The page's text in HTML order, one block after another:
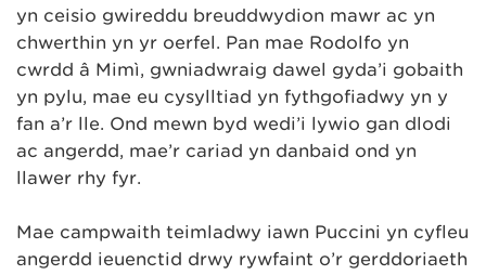
yn ceisio gwireddu breuddwydion mawr ac yn
chwerthin yn yr oerfel. Pan mae Rodolfo yn
cwrdd â Mimì, gwniadwraig dawel gyda’i gobaith
yn pylu, mae eu cysylltiad yn fythgofiadwy yn y
fan a’r lle. Ond mewn byd wedi’i lywio gan dlodi
ac angerdd, mae’r cariad yn danbaid ond yn
llawer rhy fyr.
Mae campwaith teimladwy iawn Puccini yn cyfleu
angerdd ieuenctid drwy rywfaint o’r gerddoriaeth